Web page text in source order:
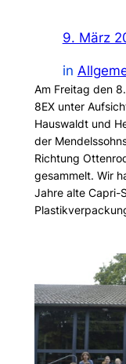
9. März
in
Am Freitag den
8EX unter
Hauswaldt und
der
Richtung
gesammelt. Wir
Jahre alte Capri-